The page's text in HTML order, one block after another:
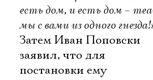
есть дом, и есть дом –
мы с вами из одного
Затем Иван Поповски
заявил, что для
постановки ему